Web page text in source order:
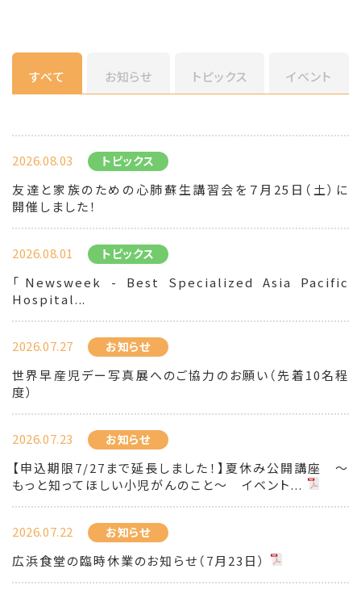
すべて お知らせ トピックス イベント
2026.08.03 トピックス
友達と家族のための心肺蘇生講習会を７月25日（土）に
開催しました！
2026.08.01 トピックス
「Newsweek - Best Specialized Asia Pacific
Hospital...
2026.07.27 お知らせ
世界早産児デー写真展へのご協力のお願い（先着10名程
度）
2026.07.23 お知らせ
【申込期限7/27まで延長しました！】夏休み公開講座 ～
もっと知ってほしい小児がんのこと～ イベント...
2026.07.22 お知らせ
広浜食堂の臨時休業のお知らせ（7月23日）